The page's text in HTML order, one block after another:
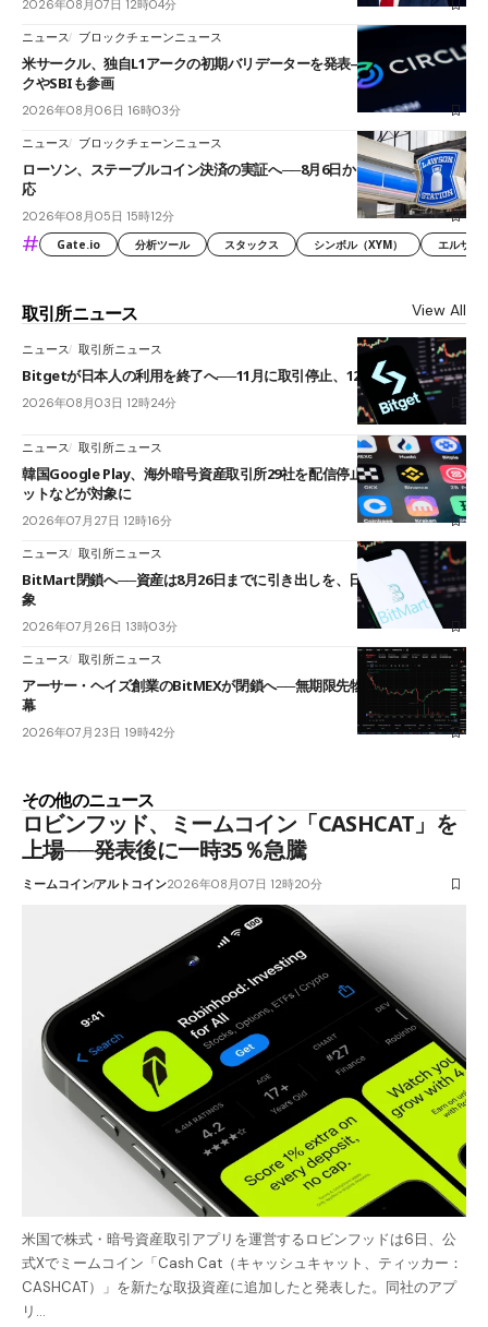
2026年08月07日 12時04分
ニュース ブロックチェーンニュース
米サークル、独自L1アークの初期バリデーターを発表――ブラックロッ
クやSBIも参画
2026年08月06日 16時03分
ニュース ブロックチェーンニュース
ローソン、ステーブルコイン決済の実証へ──8月6日からJPYCやUSDC対
応
2026年08月05日 15時12分
# Gate.io 分析ツール スタックス シンボル（XYM） エルサル
取引所ニュース View All
ニュース 取引所ニュース
Bitgetが日本人の利用を終了へ──11月に取引停止、12月末に強制決済
2026年08月03日 12時24分
ニュース 取引所ニュース
韓国Google Play、海外暗号資産取引所29社を配信停止──OKXやバイビ
ットなどが対象に
2026年07月27日 12時16分
ニュース 取引所ニュース
BitMart閉鎖へ──資産は8月26日までに引き出しを、日本人利用者も対
象
2026年07月26日 13時03分
ニュース 取引所ニュース
アーサー・ヘイズ創業のBitMEXが閉鎖へ──無期限先物を生んだ11年に
幕
2026年07月23日 19時42分
その他のニュース
ロビンフッド、ミームコイン「CASHCAT」を
上場──発表後に一時35％急騰
ミームコインアルトコイン2026年08月07日 12時20分
米国で株式・暗号資産取引アプリを運営するロビンフッドは6日、公
式Xでミームコイン「Cash Cat（キャッシュキャット、ティッカー：
CASHCAT）」を新たな取扱資産に追加したと発表した。同社のアプ
リ…